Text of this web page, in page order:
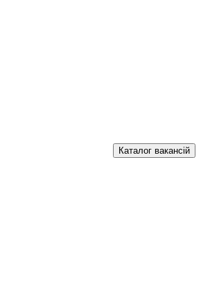
Каталог вакансій